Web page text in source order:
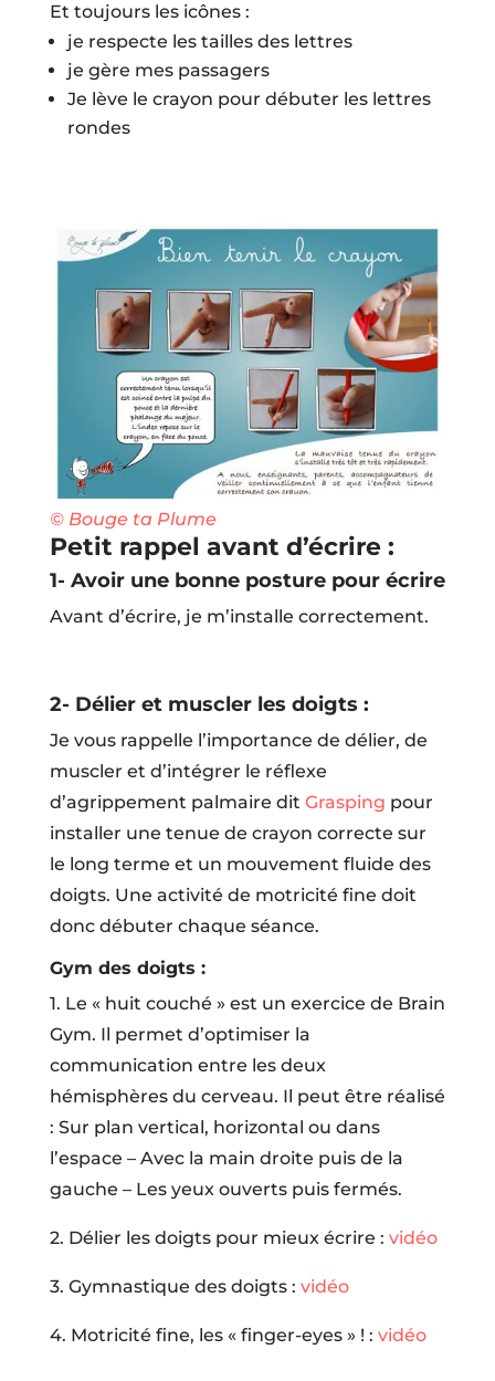
Et toujours les icônes :
je respecte les tailles des lettres
je gère mes passagers
Je lève le crayon pour débuter les lettres
rondes
© Bouge ta Plume
Petit rappel avant d’écrire :
1- Avoir une bonne posture pour écrire
Avant d’écrire, je m’installe correctement.
2- Délier et muscler les doigts :
Je vous rappelle l’importance de délier, de
muscler et d’intégrer le réflexe
d’agrippement palmaire dit Grasping pour
installer une tenue de crayon correcte sur
le long terme et un mouvement fluide des
doigts. Une activité de motricité fine doit
donc débuter chaque séance.
Gym des doigts :
1. Le « huit couché » est un exercice de Brain
Gym. Il permet d’optimiser la
communication entre les deux
hémisphères du cerveau. Il peut être réalisé
: Sur plan vertical, horizontal ou dans
l’espace – Avec la main droite puis de la
gauche – Les yeux ouverts puis fermés.
2. Délier les doigts pour mieux écrire : vidéo
3. Gymnastique des doigts : vidéo
4. Motricité fine, les « finger-eyes » ! : vidéo